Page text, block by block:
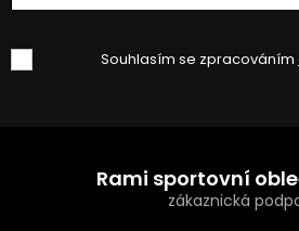
Souhlasím se zpracováním
Rami sportovní